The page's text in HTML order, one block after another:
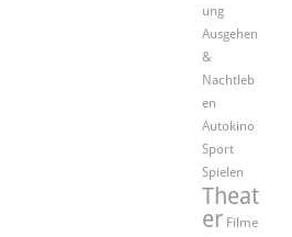
ung
Ausgehen
&
Nachtleb
en
Autokino
Sport
Spielen
Theat
er Filme